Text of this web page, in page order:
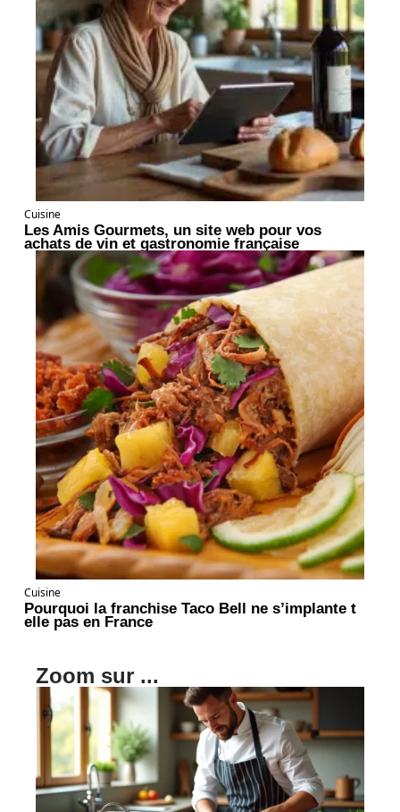
Cuisine
Les Amis Gourmets, un site web pour vos
achats de vin et gastronomie française
Cuisine
Pourquoi la franchise Taco Bell ne s’implante t
elle pas en France
Zoom sur ...